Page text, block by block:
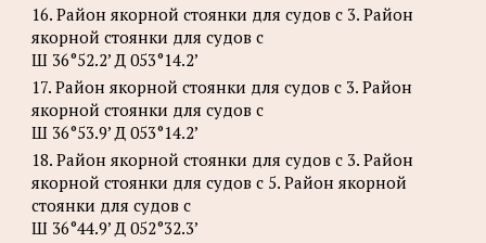
16. Район якорной стоянки для судов с 3. Район
якорной стоянки для судов с
Ш 36°52.2’ Д 053°14.2’
17. Район якорной стоянки для судов с 3. Район
якорной стоянки для судов с
Ш 36°53.9’ Д 053°14.2’
18. Район якорной стоянки для судов с 3. Район
якорной стоянки для судов с 5. Район якорной
стоянки для судов с
Ш 36°44.9’ Д 052°32.3’